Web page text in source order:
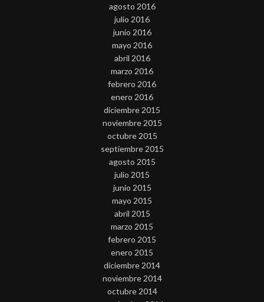
agosto 2016
julio 2016
junio 2016
mayo 2016
abril 2016
marzo 2016
febrero 2016
enero 2016
diciembre 2015
noviembre 2015
octubre 2015
septiembre 2015
agosto 2015
julio 2015
junio 2015
mayo 2015
abril 2015
marzo 2015
febrero 2015
enero 2015
diciembre 2014
noviembre 2014
octubre 2014